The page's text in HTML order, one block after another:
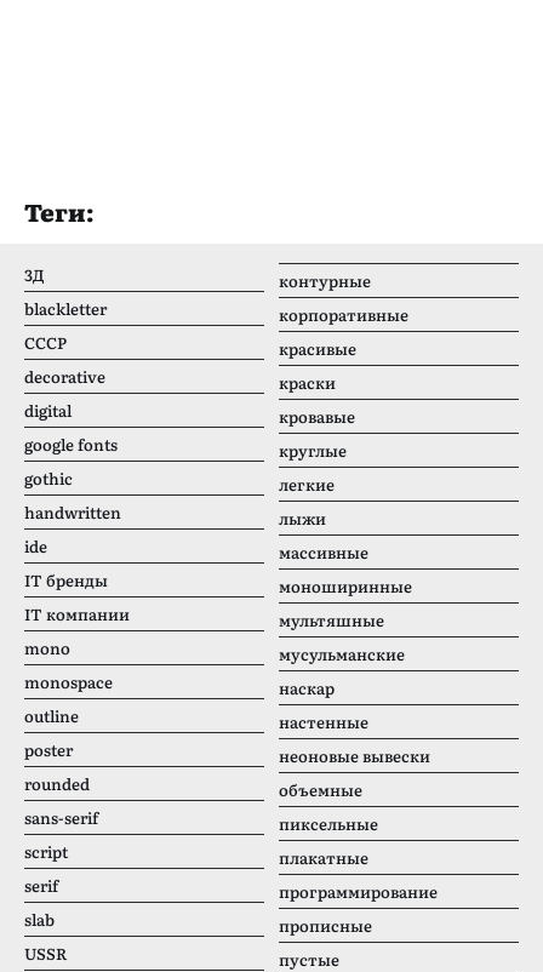
Теги:
3Д
blackletter
CCCР
decorative
digital
google fonts
gothic
handwritten
ide
IT бренды
IT компании
mono
monospace
outline
poster
rounded
sans-serif
script
serif
slab
USSR
контурные
корпоративные
красивые
краски
кровавые
круглые
легкие
лыжи
массивные
моноширинные
мультяшные
мусульманские
наскар
настенные
неоновые вывески
объемные
пиксельные
плакатные
программирование
прописные
пустые